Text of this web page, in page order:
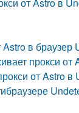
Astro в браузер
прокси от
от Astro в